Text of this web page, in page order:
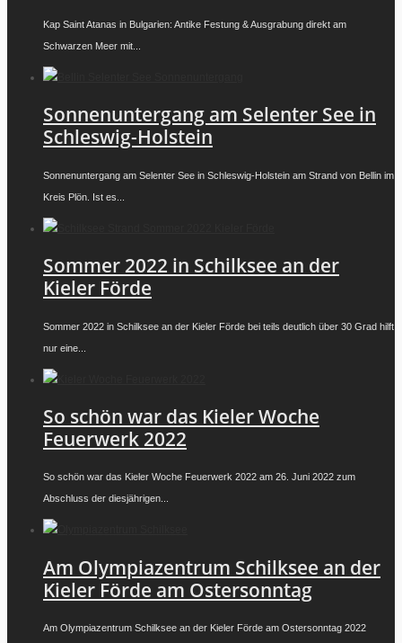
Kap Saint Atanas in Bulgarien: Antike Festung & Ausgrabung direkt am
Schwarzen Meer mit...
Sonnenuntergang am Selenter See in
Schleswig-Holstein
Sonnenuntergang am Selenter See in Schleswig-Holstein am Strand von Bellin im
Kreis Plön. Ist es...
Sommer 2022 in Schilksee an der
Kieler Förde
Sommer 2022 in Schilksee an der Kieler Förde bei teils deutlich über 30 Grad hilft
nur eine...
So schön war das Kieler Woche
Feuerwerk 2022
So schön war das Kieler Woche Feuerwerk 2022 am 26. Juni 2022 zum
Abschluss der diesjährigen...
Am Olympiazentrum Schilksee an der
Kieler Förde am Ostersonntag
Am Olympiazentrum Schilksee an der Kieler Förde am Ostersonntag 2022